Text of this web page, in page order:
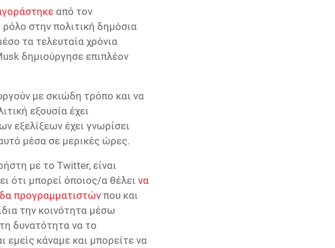
από τον
στην πολιτική δημόσια
τα τελευταία χρόνια
δημιούργησε επιπλέον
με σκιώδη τρόπο και να
εξουσία έχει
εξελίξεων έχει γνωρίσει
μέσα σε μερικές ώρες.
με το Twitter, είναι
ότι μπορεί όποιος/α θέλει να
προγραμματιστών που και
την κοινότητα μέσω
δυνατότητα να το
εμείς κάναμε και μπορείτε να